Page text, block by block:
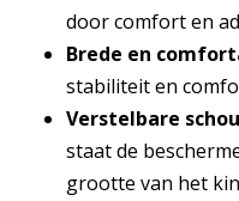
door comfort en
Brede en
stabiliteit en
Verstelbare
staat de
grootte van het